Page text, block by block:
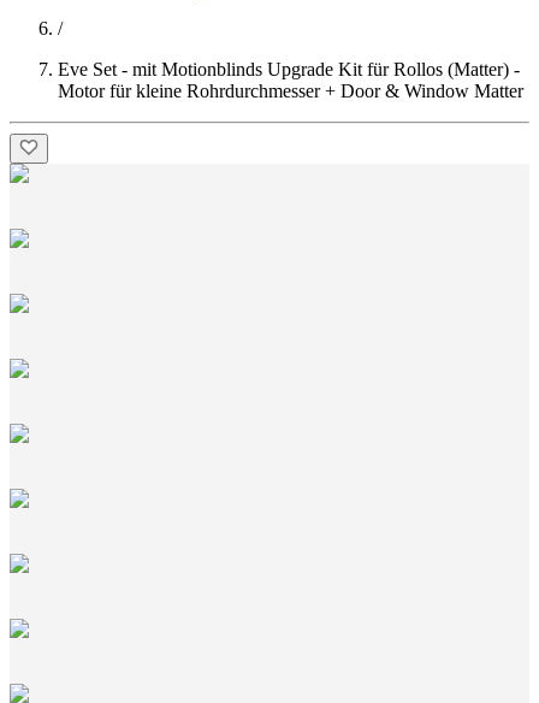
/
Eve Set - mit Motionblinds Upgrade Kit für Rollos (Matter) -
Motor für kleine Rohrdurchmesser + Door & Window Matter